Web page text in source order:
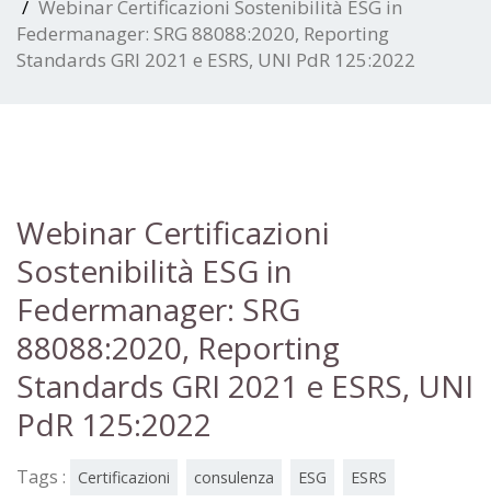
Webinar Certificazioni Sostenibilità ESG in
Federmanager: SRG 88088:2020, Reporting
Standards GRI 2021 e ESRS, UNI PdR 125:2022
Webinar Certificazioni
Sostenibilità ESG in
Federmanager: SRG
88088:2020, Reporting
Standards GRI 2021 e ESRS, UNI
PdR 125:2022
Tags : Certificazioni consulenza ESG ESRS